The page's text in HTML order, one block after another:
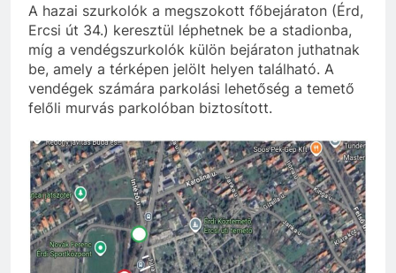
A hazai szurkolók a megszokott főbejáraton (Érd,
Ercsi út 34.) keresztül léphetnek be a stadionba,
míg a vendégszurkolók külön bejáraton juthatnak
be, amely a térképen jelölt helyen található. A
vendégek számára parkolási lehetőség a temető
felőli murvás parkolóban biztosított.